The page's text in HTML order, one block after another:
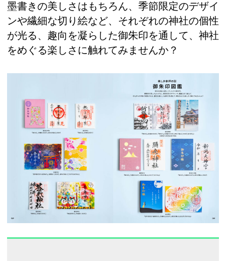
墨書きの美しさはもちろん、季節限定のデザイ
ンや繊細な切り絵など、それぞれの神社の個性
が光る、趣向を凝らした御朱印を通して、神社
をめぐる楽しさに触れてみませんか？